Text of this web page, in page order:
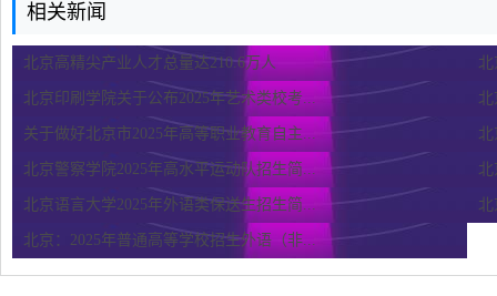
相关新闻
北京高精尖产业人才总量达210.6万人
北京印刷学院关于公布2025年艺术类校考...
关于做好北京市2025年高等职业教育自主...
北京警察学院2025年高水平运动队招生简...
北京语言大学2025年外语类保送生招生简...
北京：2025年普通高等学校招生外语（非...